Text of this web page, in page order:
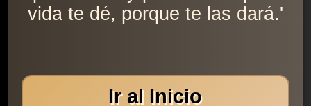
vida te dé, porque te las dará.'
Ir al Inicio